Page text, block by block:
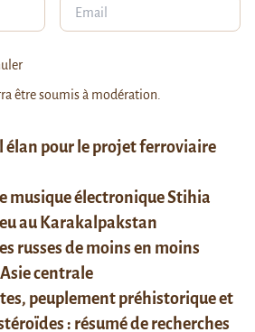
élan pour le projet ferroviaire
musique électronique Stihia
au Karakalpakstan
russes de moins en moins
centrale
peuplement préhistorique et
: résumé de recherches
être soumis à modération.